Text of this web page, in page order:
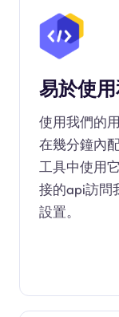
易於使
使用我們的
在幾分鐘內
工具中使用
接的api訪問
設置。